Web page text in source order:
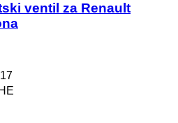
ventil za Renault